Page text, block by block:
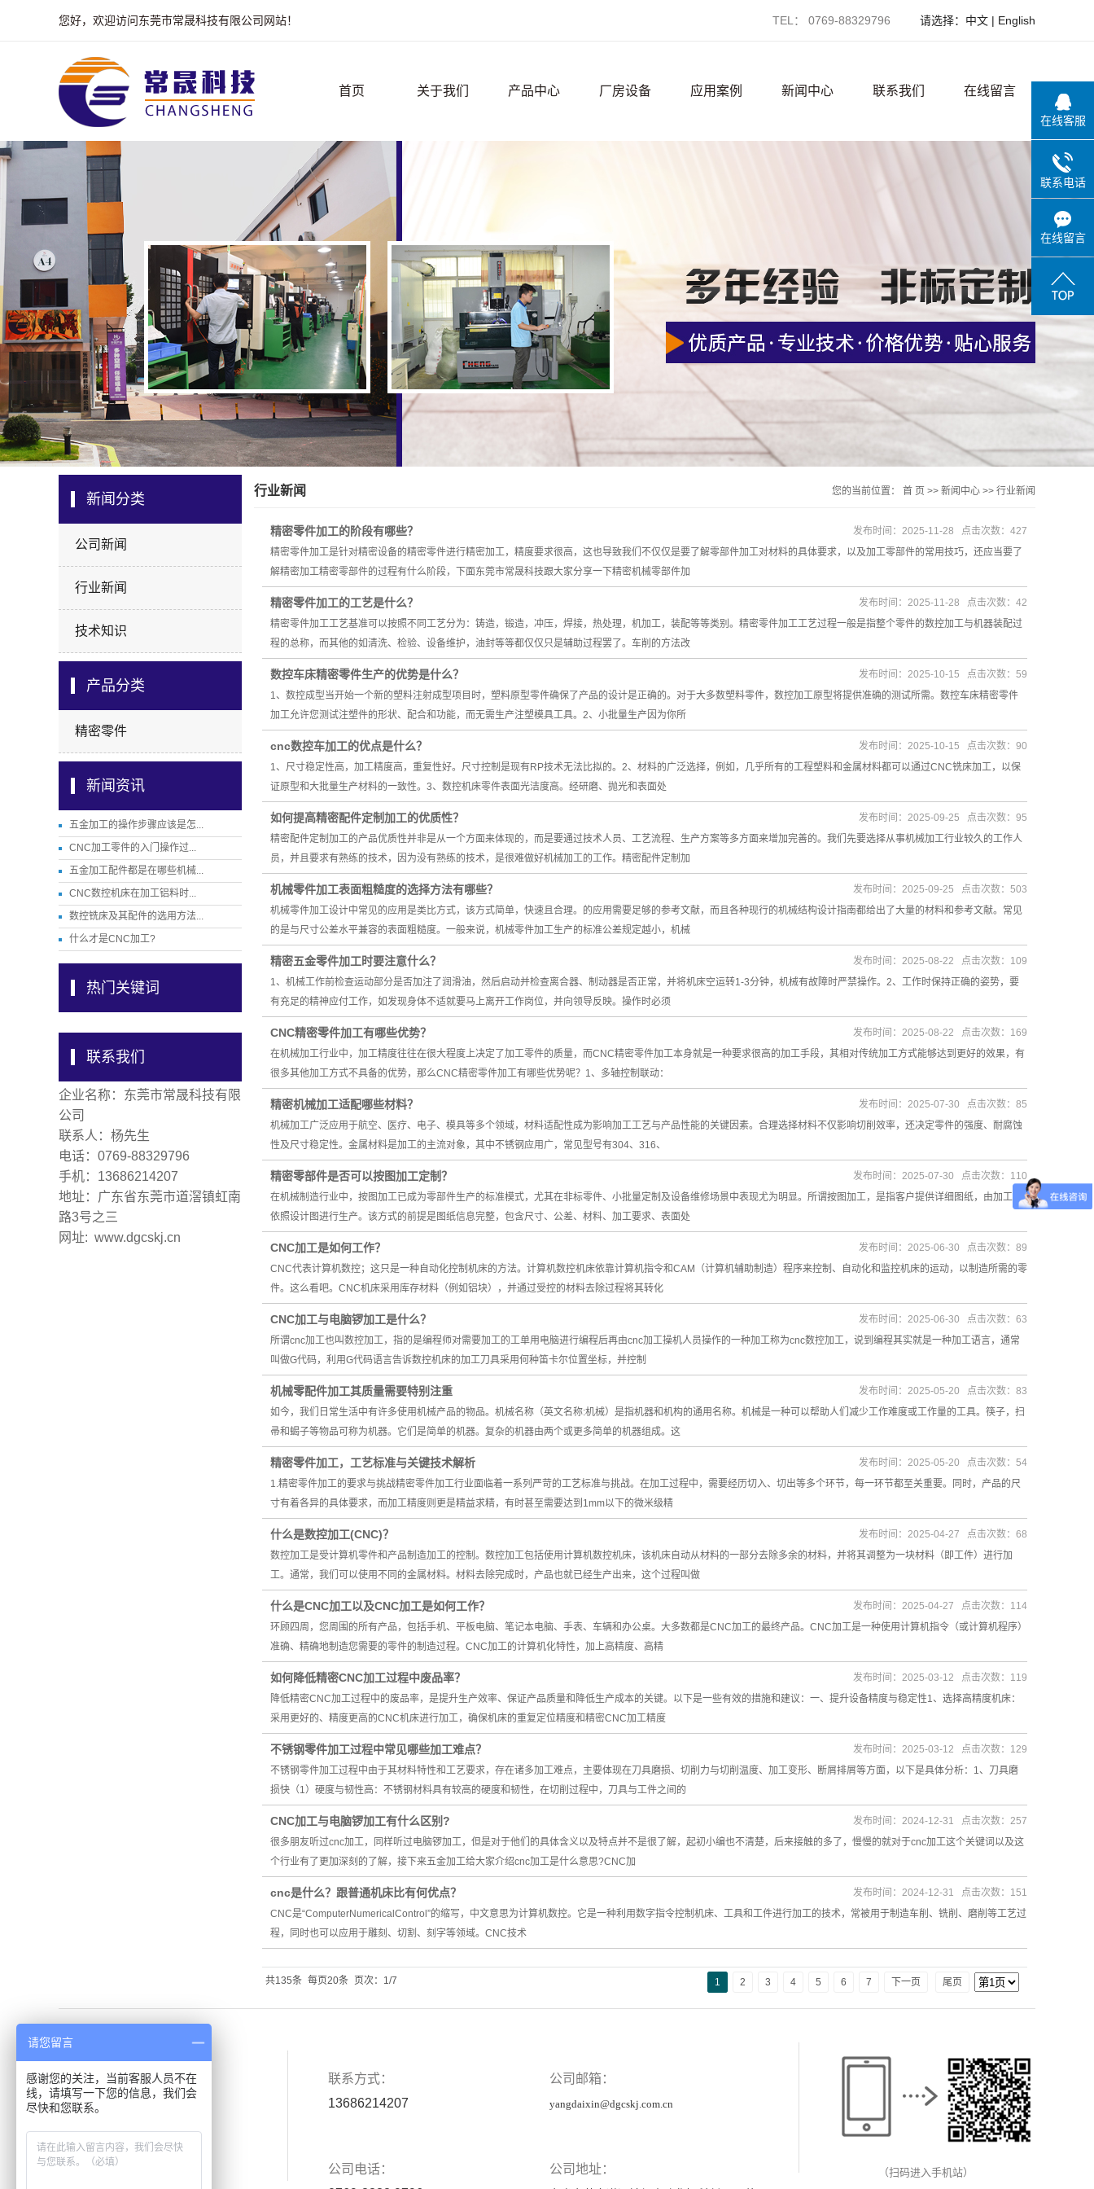
您好，欢迎访问东莞市常晟科技有限公司网站！ 请选择： 中文 | English
TEL： 0769-88329796
首页 关于我们 产品中心 厂房设备 应用案例 新闻中心 联系我们 在线留言
新闻分类
公司新闻
行业新闻
技术知识
产品分类
精密零件
新闻资讯
五金加工的操作步骤应该是怎...
CNC加工零件的入门操作过...
五金加工配件都是在哪些机械...
CNC数控机床在加工铝料时...
数控铣床及其配件的选用方法...
什么才是CNC加工?
热门关键词
联系我们
企业名称：东莞市常晟科技有限
公司
联系人：杨先生
电话：0769-88329796
手机：13686214207
地址：广东省东莞市道滘镇虹南
路3号之三
网址: www.dgcskj.cn
行业新闻 您的当前位置： 首 页 >> 新闻中心 >> 行业新闻
精密零件加工的阶段有哪些？
精密零件加工是针对精密设备的精密零件进行精密加工，精度要求很高，这也导致我们不仅仅是要了解零部件加工对材料的具体要求，以及加工零部件的常用技巧，还应当要了
解精密加工精密零部件的过程有什么阶段，下面东莞市常晟科技跟大家分享一下精密机械零部件加
发布时间：2025-11-28 点击次数：427
精密零件加工的工艺是什么？
精密零件加工工艺基准可以按照不同工艺分为：铸造，锻造，冲压，焊接，热处理，机加工，装配等等类别。精密零件加工工艺过程一般是指整个零件的数控加工与机器装配过
程的总称，而其他的如清洗、检验、设备维护，油封等等都仅仅只是辅助过程罢了。车削的方法改
发布时间：2025-11-28 点击次数：42
数控车床精密零件生产的优势是什么？
1、数控成型当开始一个新的塑料注射成型项目时，塑料原型零件确保了产品的设计是正确的。对于大多数塑料零件，数控加工原型将提供准确的测试所需。数控车床精密零件
加工允许您测试注塑件的形状、配合和功能，而无需生产注塑模具工具。2、小批量生产因为你所
发布时间：2025-10-15 点击次数：59
cnc数控车加工的优点是什么？
1、尺寸稳定性高，加工精度高，重复性好。尺寸控制是现有RP技术无法比拟的。2、材料的广泛选择，例如，几乎所有的工程塑料和金属材料都可以通过CNC铣床加工，以保
证原型和大批量生产材料的一致性。3、数控机床零件表面光洁度高。经研磨、抛光和表面处
发布时间：2025-10-15 点击次数：90
如何提高精密配件定制加工的优质性？
精密配件定制加工的产品优质性并非是从一个方面来体现的，而是要通过技术人员、工艺流程、生产方案等多方面来增加完善的。我们先要选择从事机械加工行业较久的工作人
员，并且要求有熟练的技术，因为没有熟练的技术，是很难做好机械加工的工作。精密配件定制加
发布时间：2025-09-25 点击次数：95
机械零件加工表面粗糙度的选择方法有哪些？
机械零件加工设计中常见的应用是类比方式，该方式简单，快速且合理。的应用需要足够的参考文献，而且各种现行的机械结构设计指南都给出了大量的材料和参考文献。常见
的是与尺寸公差水平兼容的表面粗糙度。一般来说，机械零件加工生产的标准公差规定越小，机械
发布时间：2025-09-25 点击次数：503
精密五金零件加工时要注意什么？
1、机械工作前检查运动部分是否加注了润滑油，然后启动并检查离合器、制动器是否正常，并将机床空运转1-3分钟，机械有故障时严禁操作。2、工作时保持正确的姿势，要
有充足的精神应付工作，如发现身体不适就要马上离开工作岗位，并向领导反映。操作时必须
发布时间：2025-08-22 点击次数：109
CNC精密零件加工有哪些优势？
在机械加工行业中，加工精度往往在很大程度上决定了加工零件的质量，而CNC精密零件加工本身就是一种要求很高的加工手段，其相对传统加工方式能够达到更好的效果，有
很多其他加工方式不具备的优势，那么CNC精密零件加工有哪些优势呢？1、多轴控制联动：
发布时间：2025-08-22 点击次数：169
精密机械加工适配哪些材料？
机械加工广泛应用于航空、医疗、电子、模具等多个领域，材料适配性成为影响加工工艺与产品性能的关键因素。合理选择材料不仅影响切削效率，还决定零件的强度、耐腐蚀
性及尺寸稳定性。金属材料是加工的主流对象，其中不锈钢应用广，常见型号有304、316、
发布时间：2025-07-30 点击次数：85
精密零部件是否可以按图加工定制？
在机械制造行业中，按图加工已成为零部件生产的标准模式，尤其在非标零件、小批量定制及设备维修场景中表现尤为明显。所谓按图加工，是指客户提供详细图纸，由加工厂
依照设计图进行生产。该方式的前提是图纸信息完整，包含尺寸、公差、材料、加工要求、表面处
发布时间：2025-07-30 点击次数：110
CNC加工是如何工作？
CNC代表计算机数控；这只是一种自动化控制机床的方法。计算机数控机床依靠计算机指令和CAM（计算机辅助制造）程序来控制、自动化和监控机床的运动，以制造所需的零
件。这么看吧。CNC机床采用库存材料（例如铝块），并通过受控的材料去除过程将其转化
发布时间：2025-06-30 点击次数：89
CNC加工与电脑锣加工是什么？
所谓cnc加工也叫数控加工，指的是编程师对需要加工的工单用电脑进行编程后再由cnc加工操机人员操作的一种加工称为cnc数控加工，说到编程其实就是一种加工语言，通常
叫做G代码，利用G代码语言告诉数控机床的加工刀具采用何种笛卡尔位置坐标，并控制
发布时间：2025-06-30 点击次数：63
机械零配件加工其质量需要特别注重
如今，我们日常生活中有许多使用机械产品的物品。机械名称（英文名称:机械）是指机器和机构的通用名称。机械是一种可以帮助人们减少工作难度或工作量的工具。筷子，扫
帚和蝎子等物品可称为机器。它们是简单的机器。复杂的机器由两个或更多简单的机器组成。这
发布时间：2025-05-20 点击次数：83
精密零件加工，工艺标准与关键技术解析
1.精密零件加工的要求与挑战精密零件加工行业面临着一系列严苛的工艺标准与挑战。在加工过程中，需要经历切入、切出等多个环节，每一环节都至关重要。同时，产品的尺
寸有着各异的具体要求，而加工精度则更是精益求精，有时甚至需要达到1mm以下的微米级精
发布时间：2025-05-20 点击次数：54
什么是数控加工(CNC)？
数控加工是受计算机零件和产品制造加工的控制。数控加工包括使用计算机数控机床，该机床自动从材料的一部分去除多余的材料，并将其调整为一块材料（即工件）进行加
工。通常，我们可以使用不同的金属材料。材料去除完成时，产品也就已经生产出来，这个过程叫做
发布时间：2025-04-27 点击次数：68
什么是CNC加工以及CNC加工是如何工作？
环顾四周，您周围的所有产品，包括手机、平板电脑、笔记本电脑、手表、车辆和办公桌。大多数都是CNC加工的最终产品。CNC加工是一种使用计算机指令（或计算机程序）
准确、精确地制造您需要的零件的制造过程。CNC加工的计算机化特性，加上高精度、高精
发布时间：2025-04-27 点击次数：114
如何降低精密CNC加工过程中废品率？
降低精密CNC加工过程中的废品率，是提升生产效率、保证产品质量和降低生产成本的关键。以下是一些有效的措施和建议：一、提升设备精度与稳定性1、选择高精度机床：
采用更好的、精度更高的CNC机床进行加工，确保机床的重复定位精度和精密CNC加工精度
发布时间：2025-03-12 点击次数：119
不锈钢零件加工过程中常见哪些加工难点？
不锈钢零件加工过程中由于其材料特性和工艺要求，存在诸多加工难点，主要体现在刀具磨损、切削力与切削温度、加工变形、断屑排屑等方面，以下是具体分析：1、刀具磨
损快（1）硬度与韧性高：不锈钢材料具有较高的硬度和韧性，在切削过程中，刀具与工件之间的
发布时间：2025-03-12 点击次数：129
CNC加工与电脑锣加工有什么区别?
很多朋友听过cnc加工，同样听过电脑锣加工，但是对于他们的具体含义以及特点并不是很了解，起初小编也不清楚，后来接触的多了，慢慢的就对于cnc加工这个关键词以及这
个行业有了更加深刻的了解，接下来五金加工给大家介绍cnc加工是什么意思?CNC加
发布时间：2024-12-31 点击次数：257
cnc是什么？跟普通机床比有何优点？
CNC是“ComputerNumericalControl”的缩写，中文意思为计算机数控。它是一种利用数字指令控制机床、工具和工件进行加工的技术，常被用于制造车削、铣削、磨削等工艺过
程，同时也可以应用于雕刻、切割、刻字等领域。CNC技术
发布时间：2024-12-31 点击次数：151
共135条 每页20条 页次：1/7 1 2 3 4 5 6 7 下一页 尾页
首页 关于我们
产品中心 应用案例
厂房设备 新闻中心
联系我们
联系方式：
13686214207
公司邮箱：
yangdaixin@dgcskj.com.cn
公司电话：
公司地址： （扫码进入手机站）
在线客服
联系电话
在线留言
请您留言
感谢您的关注，当前客服人员不在
线，请填写一下您的信息，我们会
尽快和您联系。